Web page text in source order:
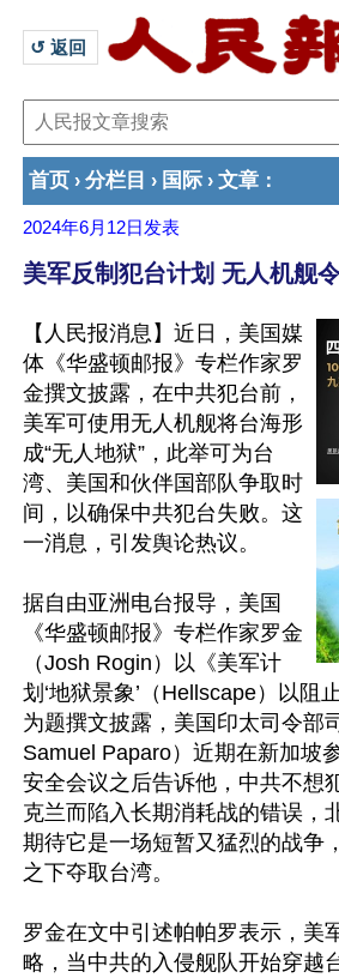
↺ 返回
首页 › 分栏目 › 国际 › 文章 ：
2024年6月12日 发表
美军反制犯台计划 无人机舰
【人民报消息】近日，美国媒
体《华盛顿邮报》专栏作家罗
金撰文披露，在中共犯台前，
美军可使用无人机舰将台海形
成“无人地狱”，此举可为台
湾、美国和伙伴国部队争取时
间，以确保中共犯台失败。这
一消息，引发舆论热议。
据自由亚洲电台报导，美国
《华盛顿邮报》专栏作家罗金
（Josh Rogin）以《美军计
划‘地狱景象’（Hellscape）以阻
为题撰文披露，美国印太司令部
Samuel Paparo）近期在新加坡
安全会议之后告诉他，中共不想
克兰而陷入长期消耗战的错误，
期待它是一场短暂又猛烈的战争
之下夺取台湾。
罗金在文中引述帕帕罗表示，美
略，当中共的入侵舰队开始穿越